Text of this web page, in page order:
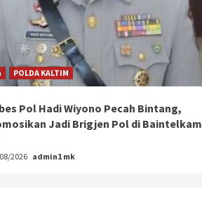
POLDA KALTIM
Pol Hadi Wiyono Pecah Bintang,
Jadi Brigjen Pol di Baintelkam
2026 admin1 mk